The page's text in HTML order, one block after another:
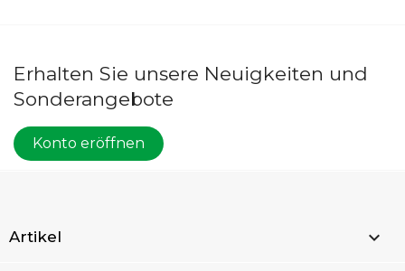
Erhalten Sie unsere Neuigkeiten und
Sonderangebote
Konto eröffnen
Artikel 